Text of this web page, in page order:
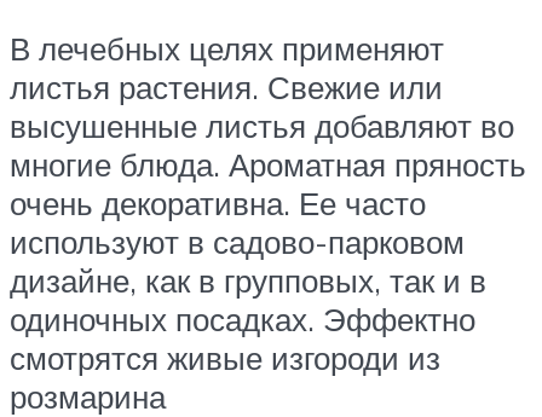
В лечебных целях применяют
листья растения. Свежие или
высушенные листья добавляют во
многие блюда. Ароматная пряность
очень декоративна. Ее часто
используют в садово-парковом
дизайне, как в групповых, так и в
одиночных посадках. Эффектно
смотрятся живые изгороди из
розмарина